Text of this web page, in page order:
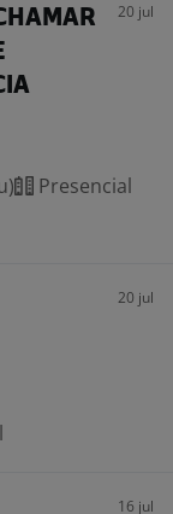
20 jul
Presencial
20 jul
16 jul